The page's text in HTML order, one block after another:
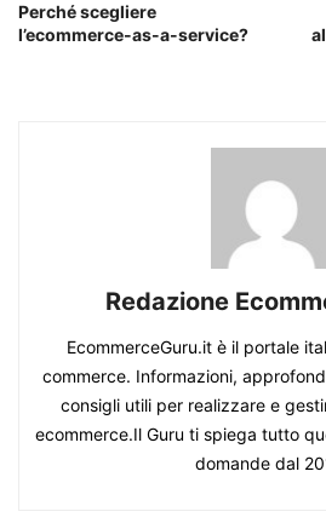
Perché scegliere
l’ecommerce-as-a-service?
Redazione
EcommerceGuru.it è il portale
commerce. Informazioni,
consigli utili per realizzare e
ecommerce.Il Guru ti spiega tutto
domande dal